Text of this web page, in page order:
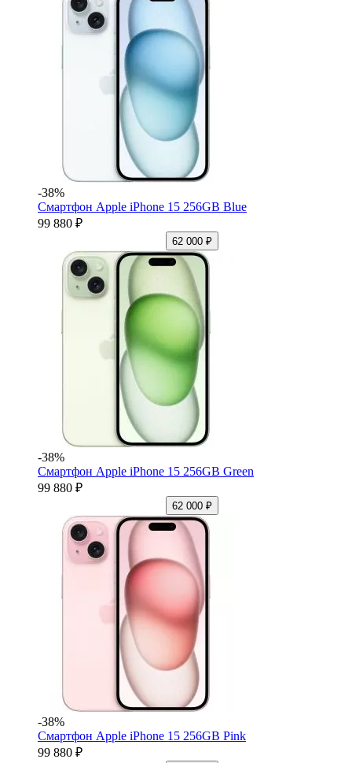
-38%
Смартфон Apple iPhone 15 256GB Blue
99 880 ₽
62 000 ₽
-38%
Смартфон Apple iPhone 15 256GB Green
99 880 ₽
62 000 ₽
-38%
Смартфон Apple iPhone 15 256GB Pink
99 880 ₽